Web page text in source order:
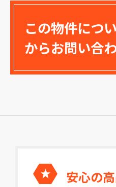
この物件につ
からお問い合
安心の